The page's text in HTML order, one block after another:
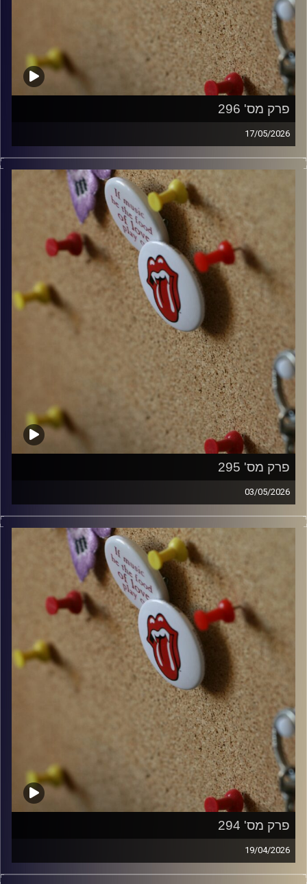
פרק מס' 296
17/05/2026
קלאסיקות רוק עם אורן הוף.
włodi
פרק מס' 295
03/05/2026
קלאסיקות רוק עם אורן הוף.
włodi
פרק מס' 294
19/04/2026
קלאסיקות רוק עם אורן הוף.